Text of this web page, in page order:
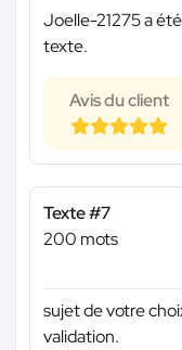
Joelle-21275 a
texte.
Avis du client
Texte #7
200 mots
sujet de votre
validation.